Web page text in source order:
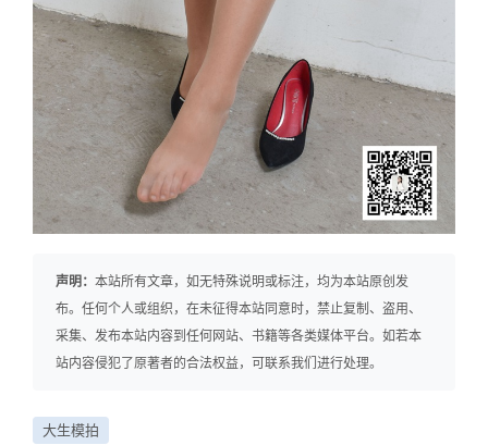
声明： 本站所有文章，如无特殊说明或标注，均为本站原创发
布。任何个人或组织，在未征得本站同意时，禁止复制、盗用、
采集、发布本站内容到任何网站、书籍等各类媒体平台。如若本
站内容侵犯了原著者的合法权益，可联系我们进行处理。
大生模拍